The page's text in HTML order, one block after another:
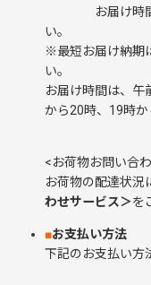
お届け時間帯
い。
※最短お届け納期
い。
お届け時間は、
から20時、19時
<お荷物お問い合
お荷物の配達状況
わせサービス＞を
■お支払い方法
下記のお支払い方